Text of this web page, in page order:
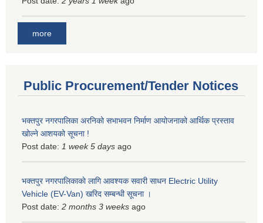
more
Public Procurement/Tender Notices
भक्तपुर नगरपालिका अरनिको सभाभवन निर्माण आयोजनाको आर्थिक प्रस्ताव
खोल्ने आशयको सूचना !
Post date: 1 week 5 days ago
भक्तपुर नगरपालिकाकाे लागि आवश्यक सवारी साधन Electric Utility
Vehicle (EV-Van) खरिद सम्बन्धी सूचना ।
Post date: 2 months 3 weeks ago